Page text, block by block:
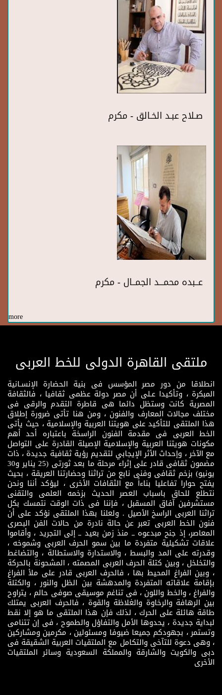
صـلاح عبـد الخـالق - مكرم
عــبده محمـــد الجمــال - مكرم
more
ملتقى القاهرة الدولى للخط العربى
انطلاقا من دور مصر المؤسس فى بنية الحضارة الإنسـانية
المبكرة ، وتأكيدا عـلى أن مصر دولة عظمى ثقافيا ، فالثقافة
المصرية كانت وستظل دائما هى قاطرة التقدم والرقى فى
مختلف مجالات المعارف والفنون ، ومن هنا تأتى ضرورة إطلاق
هذا الملتقى للتأكيد على هويتنا العربية والإسلامية ، حيث يأتى
الخط العربى فى مقدمة الفنون الراسخة باعتباره أحد أهم
مكونات هويتنا العربية والإسلامية الإصيلة القادرة على التواصل
مع الآخر ، وإحداث الأثر الإيجابي لتقديم رؤية ثقافية جديدة ، ذات
مضمون ثقافى قادر على إثراء مرحلة ما بعد ثورتى (25 يناير و30
يونيو) بزخم ثقافى وفنى نابع من تراثنا وحضارتنا العريقة ، بحيث
يفتح حوارا تفاعليا بناءاً مع الثقافات الأخرى ، ليؤكد أننا ونحن
نتطلع للحاق باسباب العصر الحديث بزخمه العلمى والتقنى
مستشرفين آفاق المسقبل ، فإننا فى ذات الوقت نتمسك بكل
تراثنا العربى الراسخ الأصيل . ولعلنا بهذا الملتقى نؤكد على أن
فنون الخط العربى تعبر عن حالة نادرة من حالات الفن البصرى
المعاصر، إذ جنح مبدعوه ــ منذ زمن بعيد ــ إلى التجريد ، وأقاموا
علاقات تشكيلية متفردة ما بين سمو الحرف العربى وشموخه ،
وقدرته على المد والبسط ، والاستدارة والاستطالة ، والتضاغط
والتخلخل ، وبين كتلة الحرف العربى المصمته ، المشحونة بالحركة
، وبين الفراغ المحيط بها ، فالحرف العربى قادر على ملأ الفراغ
بإقامة علاقاته المتفردة والمدهشة بين الظل والنور ، والكتلة
والفراغ ، والخط واللون ، فى تناغم موسيقى صوفى حالم ، يتراوح
بين الرهافة والرخاوة والغلاظة والقوة ، فالحرف العربى يمتلك
طاقة هائلة على الحرك ، لذلك فإن هذا الملتقى ما هو إلا نقط
لبداية جديدة ، يحدوها الأمل والتفاؤل والطموح ، فى إن تتنامى
وتستمر ، بجهودكم جميعا ضيوفا ومسئولين ، مكرمين ومشاركين
، وهى دعوة للتآخى والتكامل مع الملتقيات العربية الشقيقة فى
دبى والكويت والشارقة والمملكة السعودية وسائر الملتقيات
الأخرى